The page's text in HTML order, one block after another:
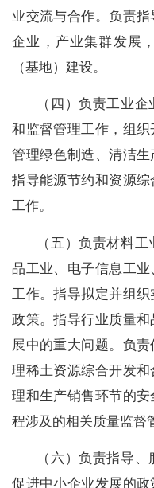
业交流与合作。负责
企业，产业集群发展
（基地）建设。
（四）负责工业企
和监督管理工作，组
管理绿色制造、清洁生
指导能源节约和资源
工作。
（五）负责材料工
品工业、电子信息工
工作。指导拟定并组
政策。指导行业质量
展中的重大问题。负
理稀土资源综合开发
理和生产销售环节的
程涉及的相关质量监督
（六）负责指导、
促进中小企业发展的